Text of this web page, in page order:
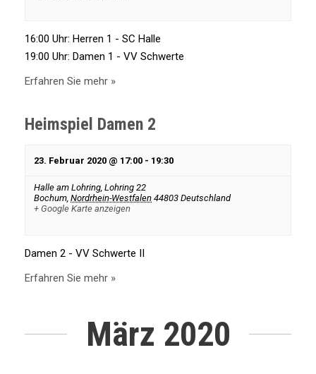
e
n
,
N
a
v
g
16:00 Uhr: Herren 1 - SC Halle
19:00 Uhr: Damen 1 - VV Schwerte
Erfahren Sie mehr »
Heimspiel Damen 2
23. Februar 2020 @ 17:00 - 19:30
Halle am Lohring, Lohring 22
Bochum Nordrhein-Westfalen 44803 Deutschland
+ Google Karte anzeigen
Damen 2 - VV Schwerte II
Erfahren Sie mehr »
März 2020